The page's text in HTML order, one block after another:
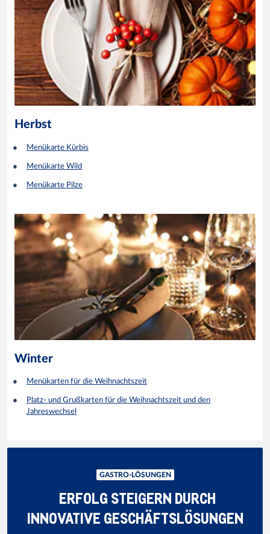
Herbst
Menükarte Kürbis
Menükarte Wild
Menükarte Pilze
Winter
Menükarten für die Weihnachtszeit
Platz- und Grußkarten für die Weihnachtszeit und den
Jahreswechsel
GASTRO-LÖSUNGEN
ERFOLG STEIGERN DURCH
INNOVATIVE GESCHÄFTSLÖSUNGEN